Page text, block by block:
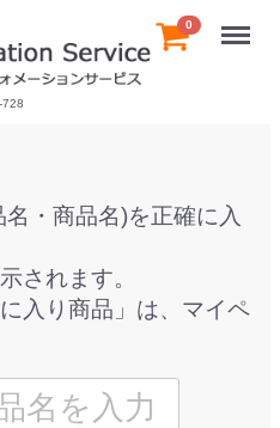
728
0 Menu
・商品名)を正確に入
されます。
入り商品」は、マイペ